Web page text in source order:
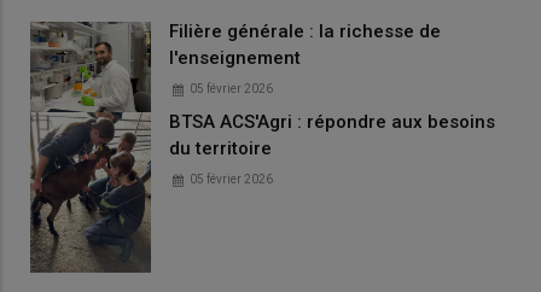
Filière générale : la richesse de
l'enseignement
05 février 2026
BTSA ACS'Agri : répondre aux besoins
du territoire
05 février 2026